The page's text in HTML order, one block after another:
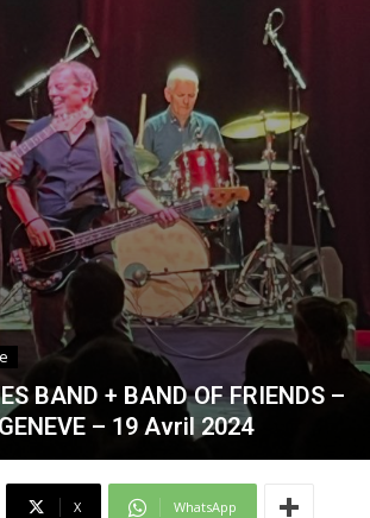
BAND + BAND OF FRIENDS –
– 19 Avril 2024
X WhatsApp